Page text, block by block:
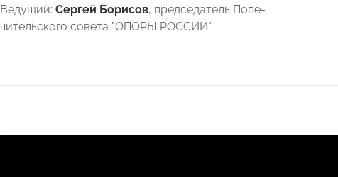
Ведущий: Сергей Борис­ов, председатель Попе­
чительского совета "ОПОРЫ РОССИИ"